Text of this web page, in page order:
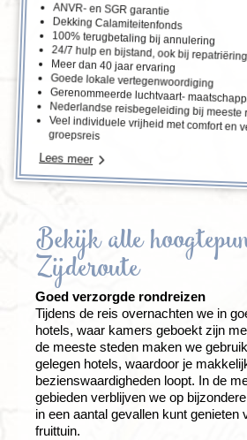
ANVR- en SGR garantie
Dekking Calamiteitenfonds
100% terugbetaling bij annulering
24/7 hulp en bijstand, ook bij repatriëring
Meer dan 40 jaar ervaring
Goede lokale vertegenwoordiging
Gerenommeerde luchtvaart-
Nederlandse reisbegeleiding bij meeste
Veel individuele vrijheid met comfort en
groepsreis
Lees meer
Bekijk alle
Zijderoute
Goed verzorgde rondreizen
Tijdens de reis overnachten we in
hotels, waar kamers geboekt zijn
de meeste steden maken we
gelegen hotels, waardoor je
bezienswaardigheden loopt. In de
gebieden verblijven we op
in een aantal gevallen kunt genieten
fruittuin.